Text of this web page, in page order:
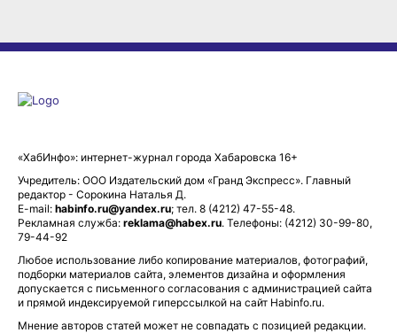
«ХабИнфо»: интернет-журнал города Хабаровска 16+
Учредитель: ООО Издательский дом «Гранд Экспресс». Главный
редактор - Сорокина Наталья Д.
E-mail: habinfo.ru@yandex.ru; тел. 8 (4212) 47-55-48.
Рекламная служба: reklama@habex.ru. Телефоны: (4212) 30-99-80,
79-44-92
Любое использование либо копирование материалов, фотографий,
подборки материалов сайта, элементов дизайна и оформления
допускается с письменного согласования с администрацией сайта
и прямой индексируемой гиперссылкой на сайт Habinfo.ru.
Мнение авторов статей может не совпадать с позицией редакции.